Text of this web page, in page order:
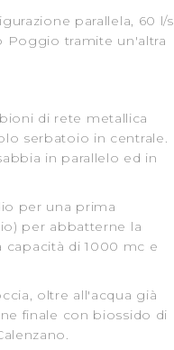
di quelli
parallela, 60 l/s
Poggio tramite un'altra
di rete metallica
serbatoio in centrale.
in parallelo ed in
per una prima
per abbatterne la
di 1000 mc e
oltre all'acqua già
finale con biossido di